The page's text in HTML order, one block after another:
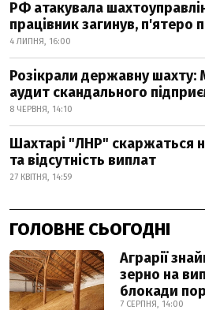
РФ атакувала
працівник загинув, п'ятеро
4 ЛИПНЯ, 16:00
Розікрали державну шахту:
аудит скандального
8 ЧЕРВНЯ, 14:10
Шахтарі "ЛНР" скаржаться
та відсутність виплат
27 КВІТНЯ, 14:59
ГОЛОВНЕ СЬОГОДНІ
Аграрії
зерно на
блокади
7 СЕРПНЯ, 14:00